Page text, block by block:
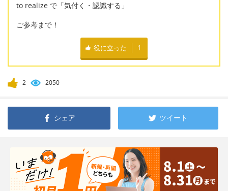
to realize で「気付く・認識する」
ご参考まで！
役に立った 1
2 2050
シェア ツイート